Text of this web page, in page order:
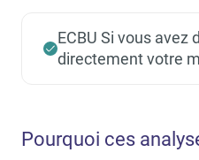
ECBU Si vous avez
directement votre
Pourquoi ces